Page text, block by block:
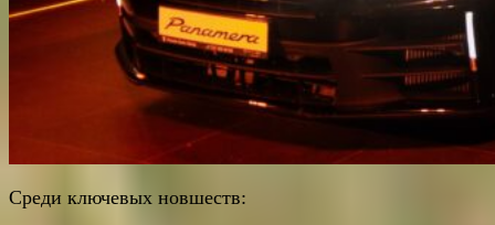
Среди ключевых новшеств: